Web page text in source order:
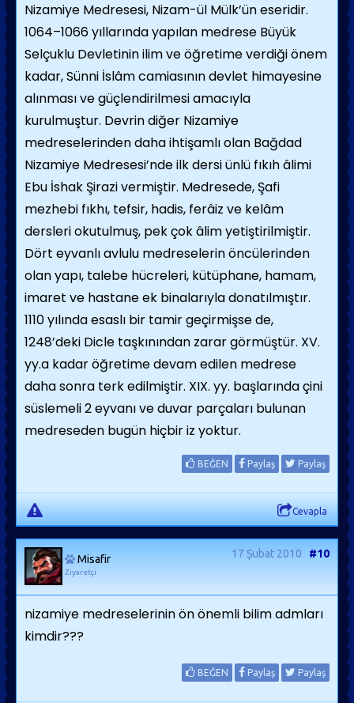
Nizamiye Medresesi, Nizam-ül Mülk’ün eseridir.
1064–1066 yıllarında yapılan medrese Büyük
Selçuklu Devletinin ilim ve öğretime verdiği önem
kadar, Sünni İslâm camiasının devlet himayesine
alınması ve güçlendirilmesi amacıyla
kurulmuştur. Devrin diğer Nizamiye
medreselerinden daha ihtişamlı olan Bağdad
Nizamiye Medresesi’nde ilk dersi ünlü fıkıh âlimi
Ebu İshak Şirazi vermiştir. Medresede, Şafi
mezhebi fıkhı, tefsir, hadis, ferâiz ve kelâm
dersleri okutulmuş, pek çok âlim yetiştirilmiştir.
Dört eyvanlı avlulu medreselerin öncülerinden
olan yapı, talebe hücreleri, kütüphane, hamam,
imaret ve hastane ek binalarıyla donatılmıştır.
1110 yılında esaslı bir tamir geçirmişse de,
1248’deki Dicle taşkınından zarar görmüştür. XV.
yy.a kadar öğretime devam edilen medrese
daha sonra terk edilmiştir. XIX. yy. başlarında çini
süslemeli 2 eyvanı ve duvar parçaları bulunan
medreseden bugün hiçbir iz yoktur.
BEĞEN Paylaş Paylaş
Cevapla
Misafir
Ziyaretçi
17 Şubat 2010 #10
nizamiye medreselerinin ön önemli bilim admları
kimdir???
BEĞEN Paylaş Paylaş